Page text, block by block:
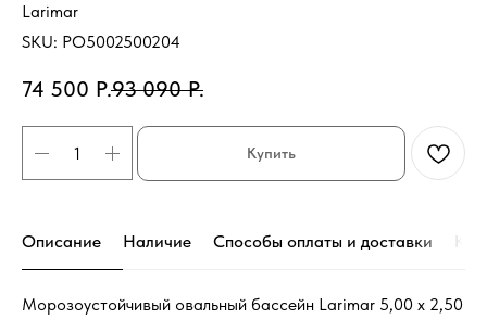
Larimar
SKU: PO5002500204
74 500 Р.93 090 Р.
Купить
Описание Наличие Способы оплаты и доставки
Морозоустойчивый овальный бассейн Larimar 5,00 х 2,50